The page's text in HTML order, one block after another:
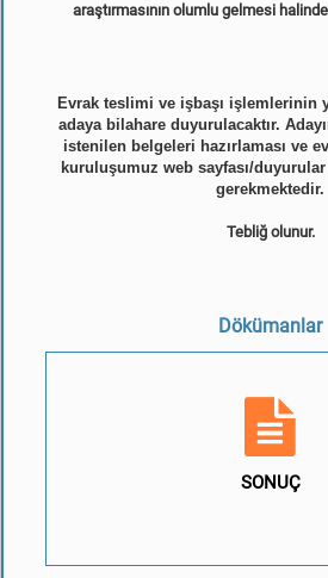
araştırmasının olumlu gelmesi halinde
Evrak teslimi ve işbaşı işlemlerinin
adaya bilahare duyurulacaktır.
istenilen belgeleri hazırlaması ve
kuruluşumuz web sayfası/duyurular
gerekmektedir.
Tebliğ olunur.
Dökümanlar
SONUÇ